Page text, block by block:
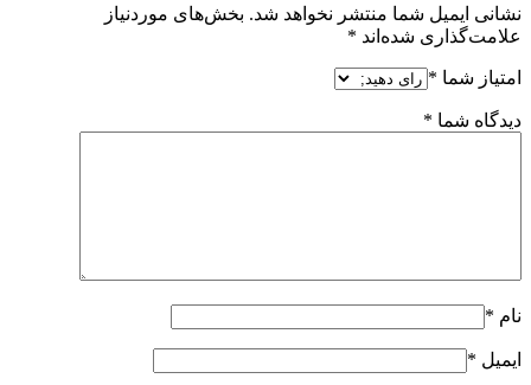
نشانی ایمیل شما منتشر نخواهد شد. بخش‌های موردنیاز
علامت‌گذاری شده‌اند *
امتیاز شما *
دیدگاه شما *
نام *
ایمیل *